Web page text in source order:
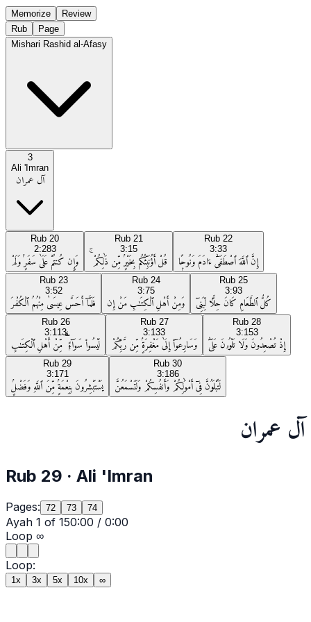
Memorize
Review
Rub
Page
Mishari Rashid al-Afasy
3
Ali 'Imran
آل عمران
Rub 20
2:283
وَإِن كُنتُمْ عَلَىٰ سَفَرٍۢ وَلَمْ
Rub 21
3:15
قُلْ أَؤُنَبِّئُكُم بِخَيْرٍۢ مِّن ذَٰلِكُمْ ۚ
Rub 22
3:33
إِنَّ ٱللَّهَ ٱصْطَفَىٰٓ ءَادَمَ وَنُوحًۭا
Rub 23
3:52
فَلَمَّآ أَحَسَّ عِيسَىٰ مِنْهُمُ ٱلْكُفْرَ
Rub 24
3:75
وَمِنْ أَهْلِ ٱلْكِتَـٰبِ مَنْ إِن
Rub 25
3:93
كُلُّ ٱلطَّعَامِ كَانَ حِلًّۭا لِّبَنِىٓ
Rub 26
3:113
لَيْسُوا۟ سَوَآءًۭ ۗ مِّنْ أَهْلِ ٱلْكِتَـٰبِ
Rub 27
3:133
وَسَارِعُوٓا۟ إِلَىٰ مَغْفِرَةٍۢ مِّن رَّبِّكُمْ
Rub 28
3:153
إِذْ تُصْعِدُونَ وَلَا تَلْوُۥنَ عَلَىٰٓ
Rub 29
3:171
يَسْتَبْشِرُونَ بِنِعْمَةٍۢ مِّنَ ٱللَّهِ وَفَضْلٍۢ
Rub 30
3:186
لَتُبْلَوُنَّ فِىٓ أَمْوَٰلِكُمْ وَأَنفُسِكُمْ وَلَتَسْمَعُنَّ
آل عمران
Rub 29 · Ali 'Imran
Pages: 72 73 74
Ayah 1 of 150:00 / 0:00
Loop ∞
Loop:
1x 3x 5x 10x ∞